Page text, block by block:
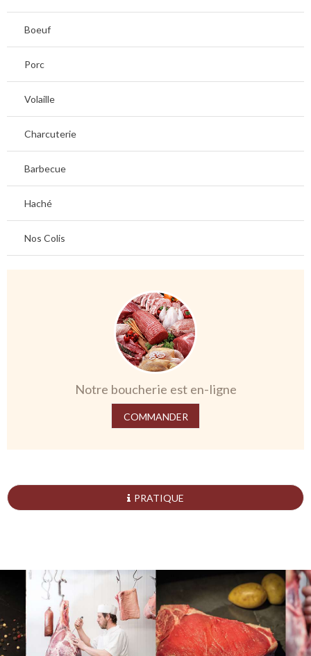
Boeuf
Porc
Volaille
Charcuterie
Barbecue
Haché
Nos Colis
Notre boucherie est en-ligne
COMMANDER
PRATIQUE